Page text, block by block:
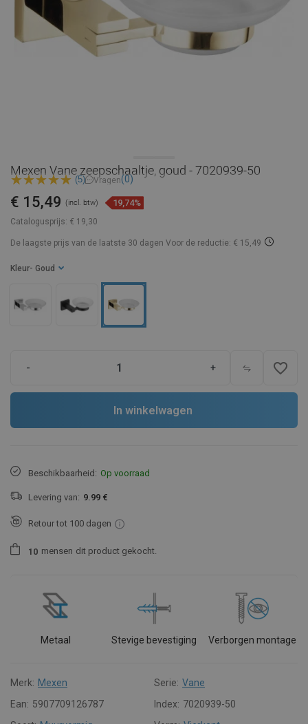
Mexen Vane zeepschaaltje, goud - 7020939-50
(5) Vragen(0)
Catalogusprijs: € 19,30
€ 15,49 (incl. btw) 19,74%
De laagste prijs van de laatste 30 dagen Voor de reductie: € 15,49
Kleur - Goud
- + favorite_border
In winkelwagen
Beschikbaarheid: Op voorraad
Levering van: 9.99 €
Retour tot 100 dagen
1 0 mensen dit product gekocht.
Metaal Stevige bevestiging Verborgen montage
Merk: Mexen Serie: Vane
Ean: 5907709126787 Index: 7020939-50